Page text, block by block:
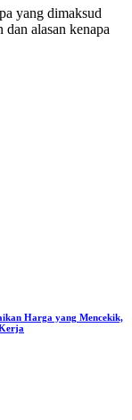
yang dimaksud
alasan kenapa
Harga yang Mencekik,